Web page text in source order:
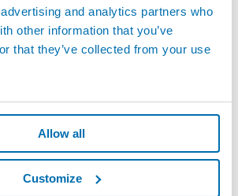
and analytics partners who
other information that you’ve
that they’ve collected from your use
Allow all
Customize
和钣金成形过程监控